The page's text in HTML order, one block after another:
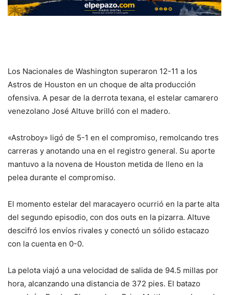
Los Nacionales de Washington superaron 12-11 a los
Astros de Houston en un choque de alta producción
ofensiva. A pesar de la derrota texana, el estelar camarero
venezolano José Altuve brilló con el madero.
«Astroboy» ligó de 5-1 en el compromiso, remolcando tres
carreras y anotando una en el registro general. Su aporte
mantuvo a la novena de Houston metida de lleno en la
pelea durante el compromiso.
El momento estelar del maracayero ocurrió en la parte alta
del segundo episodio, con dos outs en la pizarra. Altuve
descifró los envíos rivales y conectó un sólido estacazo
con la cuenta en 0-0.
La pelota viajó a una velocidad de salida de 94.5 millas por
hora, alcanzando una distancia de 372 pies. El batazo